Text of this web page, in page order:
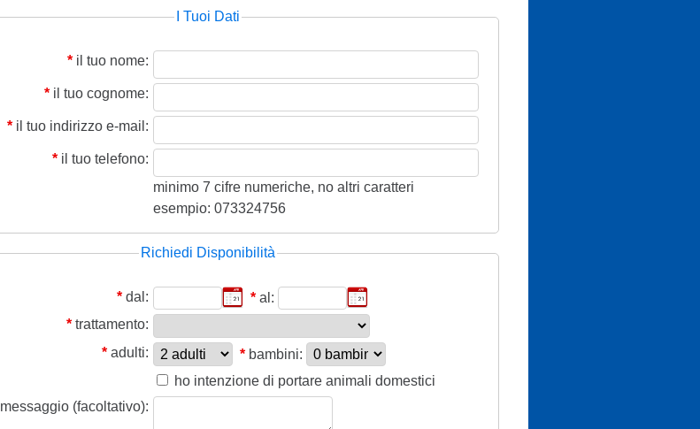
I Tuoi Dati
* il tuo nome:
* il tuo cognome:
* il tuo indirizzo e-mail:
* il tuo telefono:
minimo 7 cifre numeriche, no altri caratteri
esempio: 073324756
Richiedi Disponibilità
* dal: * al:
* trattamento:
* adulti: * bambini:
ho intenzione di portare animali domestici
messaggio (facoltativo):